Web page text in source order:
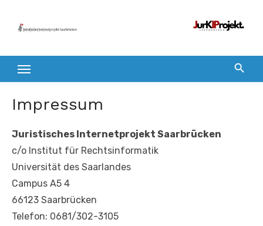
Inhalt
Impressum
Juristisches Internetprojekt Saarbrücken
c/o Institut für Rechtsinformatik
Universität des Saarlandes
Campus A5 4
66123 Saarbrücken
Telefon: 0681/302-3105